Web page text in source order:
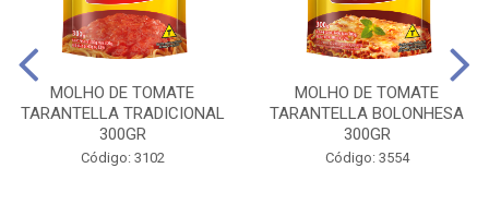
MOLHO DE TOMATE
TARANTELLA TRADICIONAL
300GR
Código: 3102
MOLHO DE TOMATE
TARANTELLA BOLONHESA
300GR
Código: 3554